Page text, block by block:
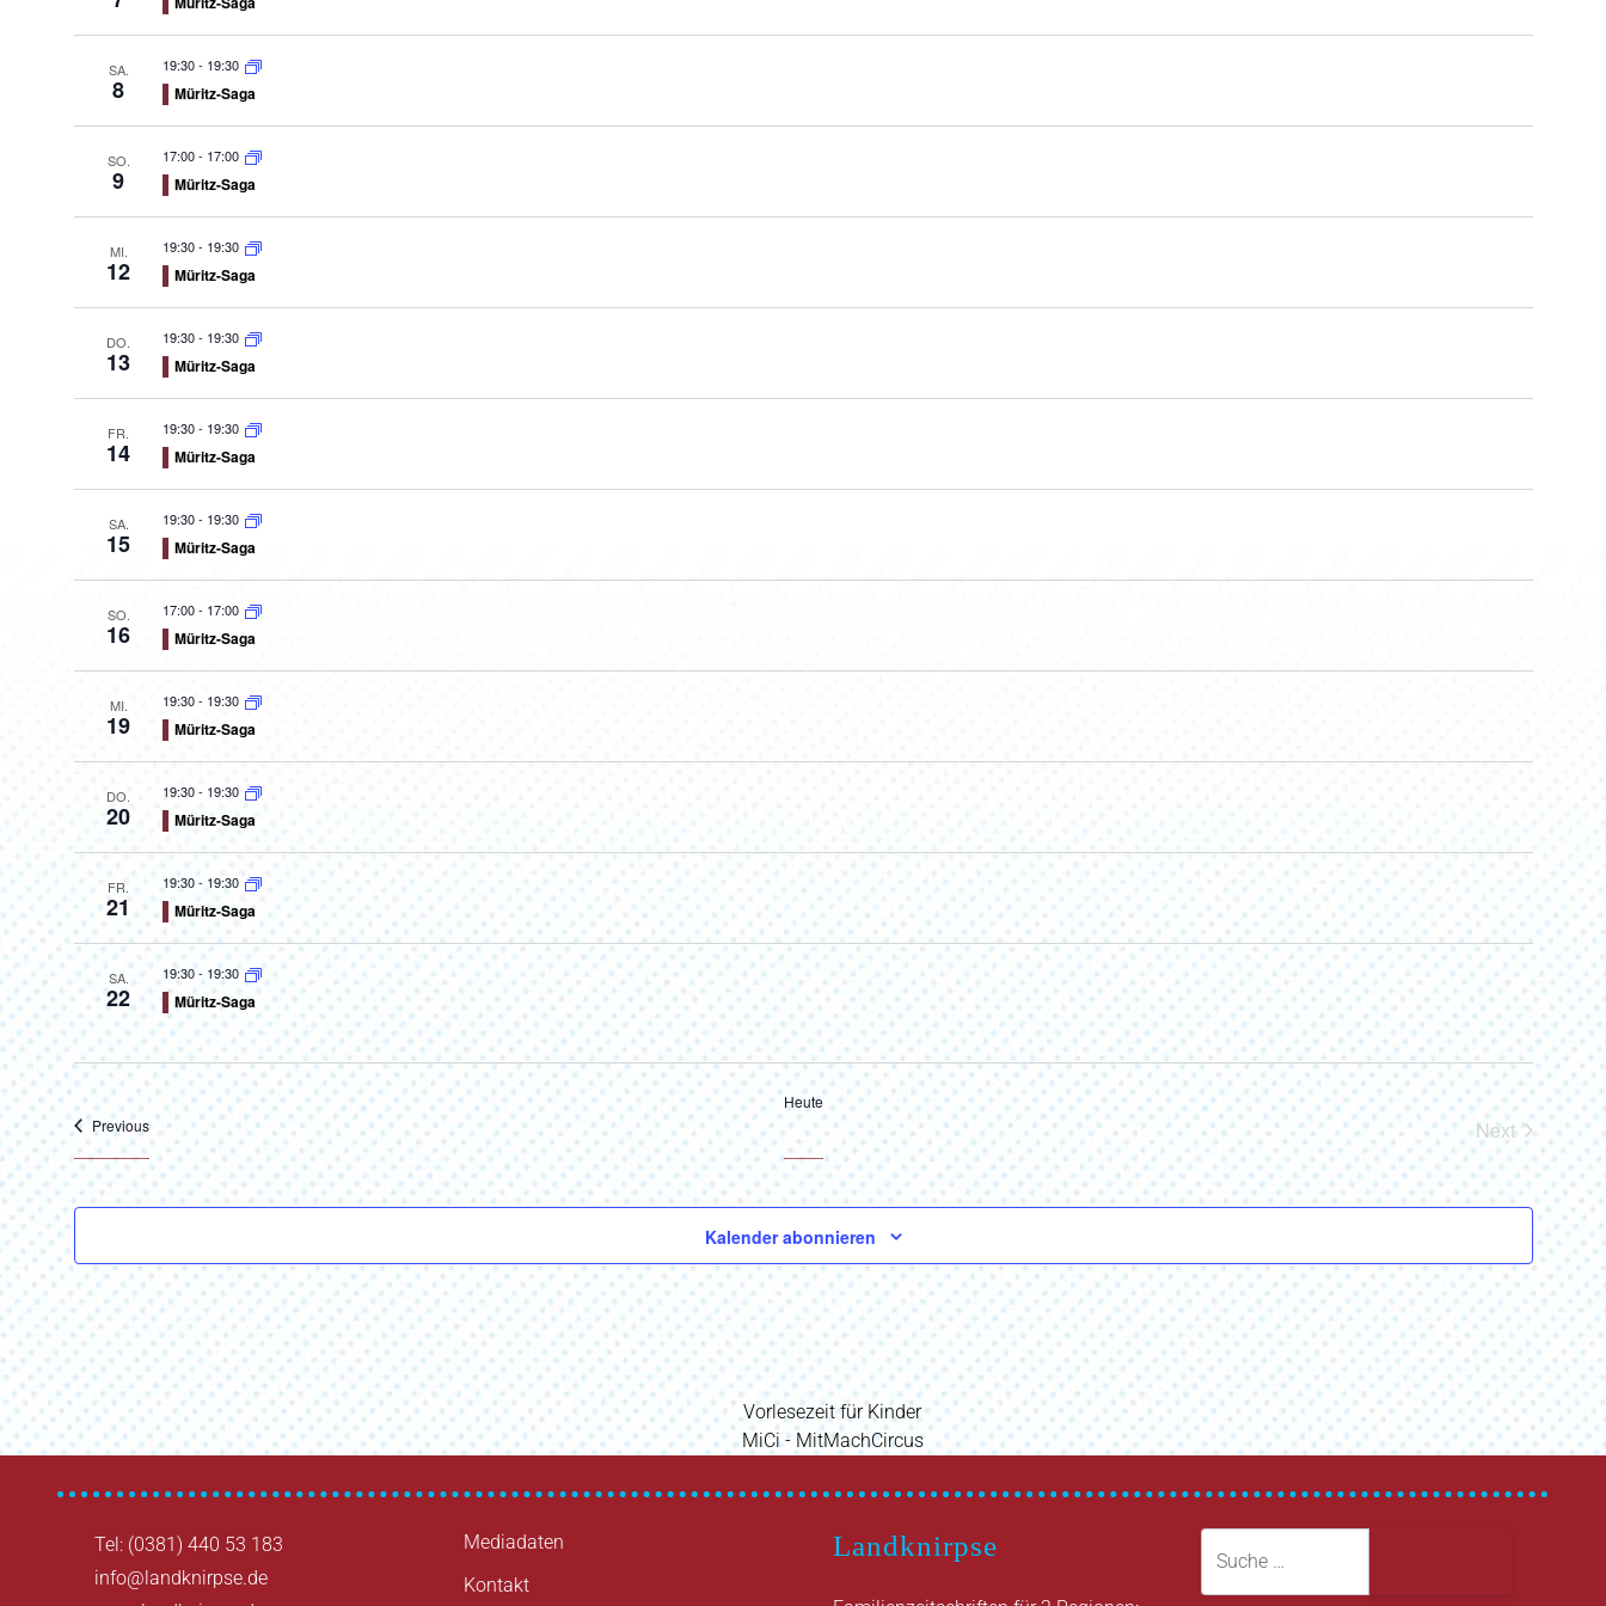
SA.
8
19:30- 19:30
Müritz-Saga
SO.
9
17:00- 17:00
Müritz-Saga
MI.
12
19:30- 19:30
Müritz-Saga
DO.
13
19:30- 19:30
Müritz-Saga
FR.
14
19:30- 19:30
Müritz-Saga
SA.
15
19:30- 19:30
Müritz-Saga
SO.
16
17:00- 17:00
Müritz-Saga
MI.
19
19:30- 19:30
Müritz-Saga
DO.
20
19:30- 19:30
Müritz-Saga
FR.
21
19:30- 19:30
Müritz-Saga
SA.
22
19:30- 19:30
Müritz-Saga
PreviousVeranstaltungen
Heute
Next
Kalender abonnieren
Beitragsnavigation
Vorheriger
Beitrag
Vorlesezeit für Kinder
Nächster
MiCi - MitMachCircus
Tel: (0381) 440 53 183
info@landknirpse.de
Mediadaten
Kontakt
Landknirpse Suche